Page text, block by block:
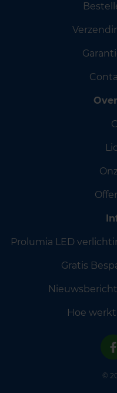
Prolumia LED
Gratis
Hoe
©